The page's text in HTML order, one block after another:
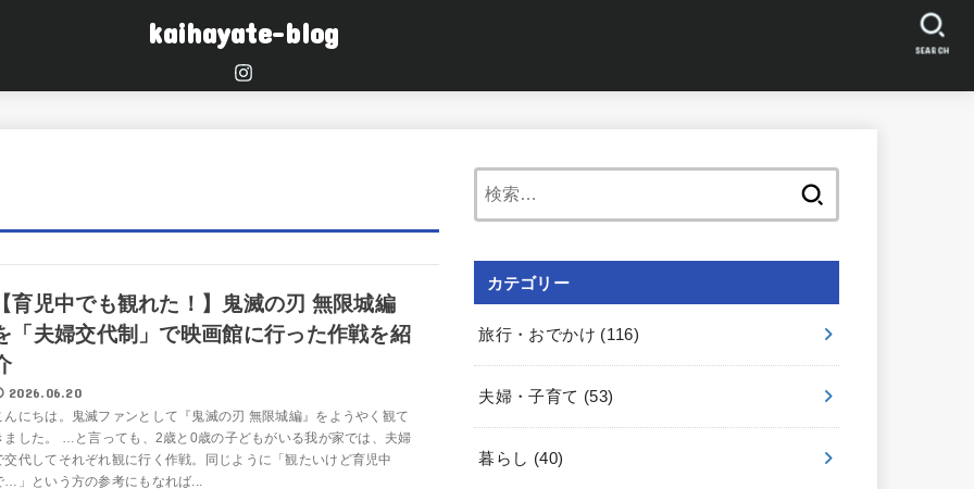
kaihayate-blog
SEARCH
育児中でも観れた！】鬼滅の刃 無限城編
「夫婦交代制」で映画館に行った作戦を紹
2026.06.20
んにちは。鬼滅ファンとして『鬼滅の刃 無限城編』をようやく観て
ました。 …と言っても、2歳と0歳の子どもがいる我が家では、夫婦
交代してそれぞれ観に行く作戦。同じように「観たいけど育児中
…」という方の参考にもなれば...
カテゴリー
旅行・おでかけ (116)
夫婦・子育て (53)
暮らし (40)